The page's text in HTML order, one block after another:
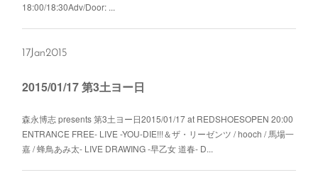
18:00/18:30Adv/Door: ...
17Jan2015
2015/01/17 第3土ヨー日
森永博志 presents 第3土ヨー日2015/01/17 at REDSHOESOPEN 20:00
ENTRANCE FREE- LIVE -YOU-DIE!!!＆ザ・リーゼンツ / hooch / 馬場一
嘉 / 蜂鳥あみ太- LIVE DRAWING -早乙女 道春- D...